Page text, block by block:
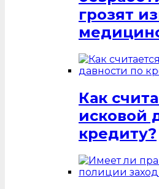
грозят
Как
исковой
кредиту?